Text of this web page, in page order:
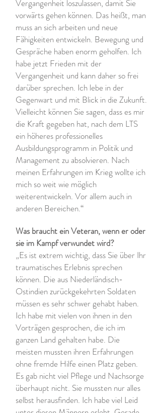
Vergangenheit loszulassen, damit Sie
vorwärts gehen können. Das heißt, man
muss an sich arbeiten und neue
Fähigkeiten entwickeln. Bewegung und
Gespräche haben enorm geholfen. Ich
habe jetzt Frieden mit der
Vergangenheit und kann daher so frei
darüber sprechen. Ich lebe in der
Gegenwart und mit Blick in die Zukunft.
Vielleicht können Sie sagen, dass es mir
die Kraft gegeben hat, nach dem LTS
ein höheres professionelles
Ausbildungsprogramm in Politik und
Management zu absolvieren. Nach
meinen Erfahrungen im Krieg wollte ich
mich so weit wie möglich
weiterentwickeln. Vor allem auch in
anderen Bereichen.“
Was braucht ein Veteran, wenn er oder
sie im Kampf verwundet wird?
„Es ist extrem wichtig, dass Sie über Ihr
traumatisches Erlebnis sprechen
können. Die aus Niederländisch-
Ostindien zurückgekehrten Soldaten
müssen es sehr schwer gehabt haben.
Ich habe mit vielen von ihnen in den
Vorträgen gesprochen, die ich im
ganzen Land gehalten habe. Die
meisten mussten ihren Erfahrungen
ohne fremde Hilfe einen Platz geben.
Es gab nicht viel Pflege und Nachsorge
überhaupt nicht. Sie mussten nur alles
selbst herausfinden. Ich habe viel Leid